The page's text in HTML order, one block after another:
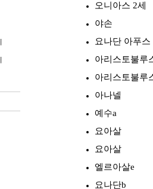
오니아스 2세
야손
요나단 아푸스
아리스토불루
아리스토불루
아나넬
예수a
요아살
요아살
엘르아살e
요나단b